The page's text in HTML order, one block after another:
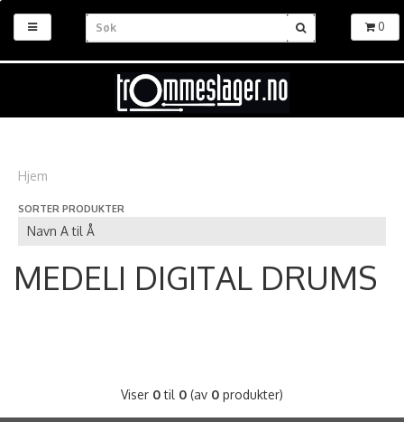
0
Hjem
SORTER PRODUKTER
MEDELI DIGITAL DRUMS
Viser 0til 0 (av 0 produkter)